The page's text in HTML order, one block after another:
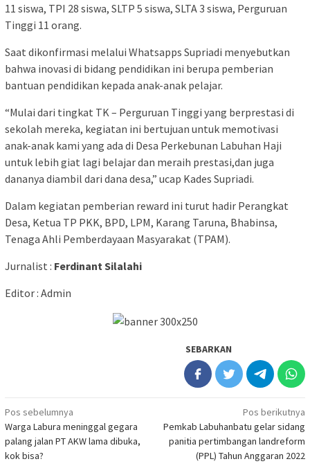
11 siswa, TPI 28 siswa, SLTP 5 siswa, SLTA 3 siswa, Perguruan
Tinggi 11 orang.
Saat dikonfirmasi melalui Whatsapps Supriadi menyebutkan
bahwa inovasi di bidang pendidikan ini berupa pemberian
bantuan pendidikan kepada anak-anak pelajar.
“Mulai dari tingkat TK – Perguruan Tinggi yang berprestasi di
sekolah mereka, kegiatan ini bertujuan untuk memotivasi
anak-anak kami yang ada di Desa Perkebunan Labuhan Haji
untuk lebih giat lagi belajar dan meraih prestasi,dan juga
dananya diambil dari dana desa,” ucap Kades Supriadi.
Dalam kegiatan pemberian reward ini turut hadir Perangkat
Desa, Ketua TP PKK, BPD, LPM, Karang Taruna, Bhabinsa,
Tenaga Ahli Pemberdayaan Masyarakat (TPAM).
Jurnalist : Ferdinant Silalahi
Editor : Admin
SEBARKAN
Navigasi
pos
Pos sebelumnya
Warga Labura meninggal gegara
palang jalan PT AKW lama dibuka,
kok bisa?
Pos berikutnya
Pemkab Labuhanbatu gelar sidang
panitia pertimbangan landreform
(PPL) Tahun Anggaran 2022